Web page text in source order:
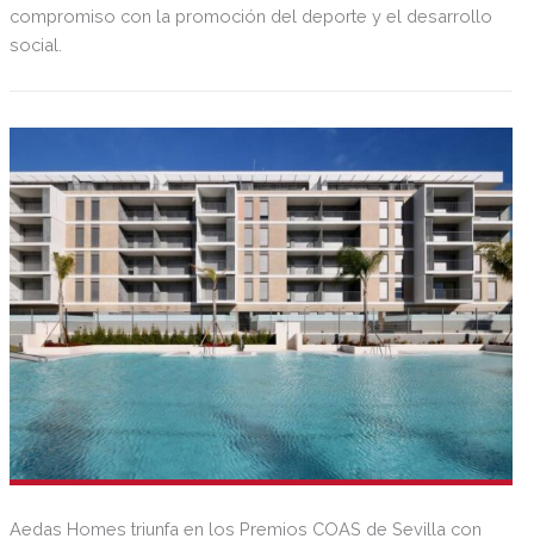
compromiso con la promoción del deporte y el desarrollo
social.
Aedas Homes triunfa en los Premios COAS de Sevilla con